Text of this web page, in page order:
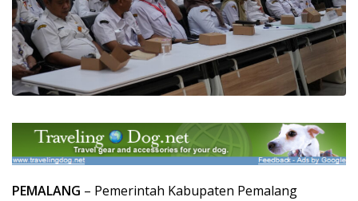
PEMALANG – Pemerintah Kabupaten Pemalang